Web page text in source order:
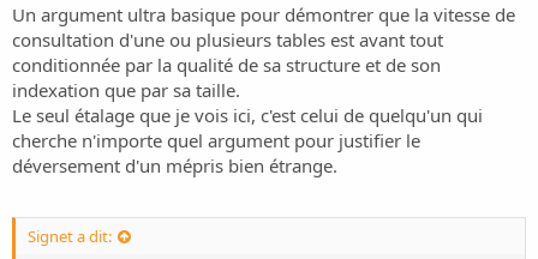
Un argument ultra basique pour démontrer que la vitesse de
consultation d'une ou plusieurs tables est avant tout
conditionnée par la qualité de sa structure et de son
indexation que par sa taille.
Le seul étalage que je vois ici, c'est celui de quelqu'un qui
cherche n'importe quel argument pour justifier le
déversement d'un mépris bien étrange.
Signet a dit: